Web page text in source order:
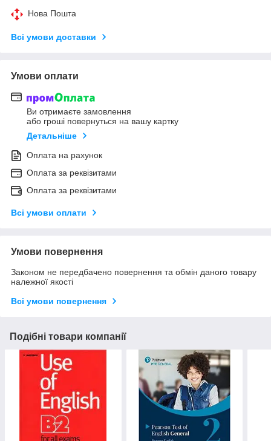
Нова Пошта
Всі умови доставки
Умови оплати
Ви отримаєте замовлення
або гроші повернуться на вашу картку
Детальніше
Оплата на рахунок
Оплата за реквізитами
Оплата за реквізитами
Всі умови оплати
Умови повернення
Законом не передбачено повернення та обмін даного товару
належної якості
Всі умови повернення
Подібні товари компанії